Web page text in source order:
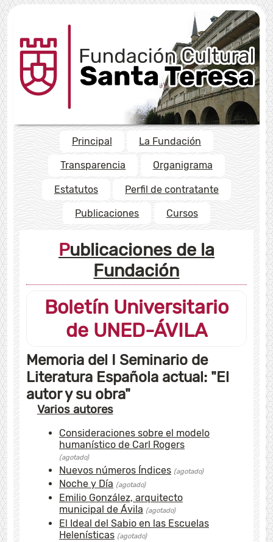
Principal La Fundación
Transparencia Organigrama
Estatutos Perfil de contratante
Publicaciones Cursos
Publicaciones de la
Fundación
Boletín Universitario
de UNED-ÁVILA
Memoria del I Seminario de
Literatura Española actual: "El
autor y su obra"
Varios autores
Consideraciones sobre el modelo
humanístico de Carl Rogers
(agotado)
Nuevos números Índices (agotado)
Noche y Día (agotado)
Emilio González, arquitecto
municipal de Ávila (agotado)
El Ideal del Sabio en las Escuelas
Helenísticas (agotado)